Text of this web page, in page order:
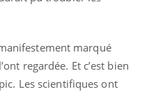
marqué
regardée. Et c’est bien
Les scientifiques ont